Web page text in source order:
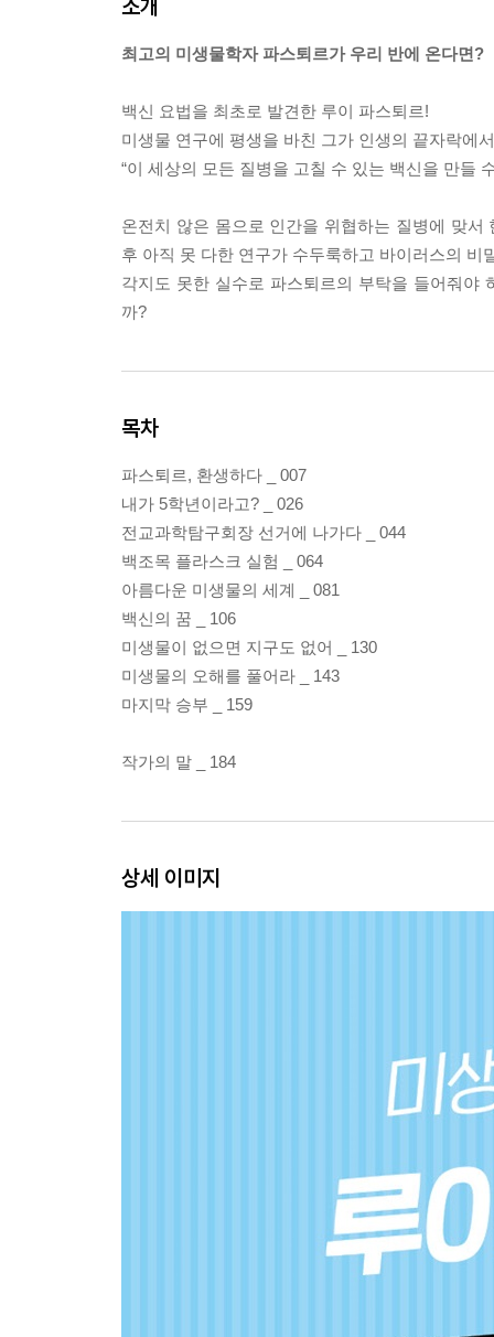
소개
최고의 미생물학자 파스퇴르가 우리 반에 온다면?
백신 요법을 최초로 발견한 루이 파스퇴르!
미생물 연구에 평생을 바친 그가 인생의 끝자락에
“이 세상의 모든 질병을 고칠 수 있는 백신을 만들
온전치 않은 몸으로 인간을 위협하는 질병에 맞
후 아직 못 다한 연구가 수두룩하고 바이러스의
각지도 못한 실수로 파스퇴르의 부탁을 들어줘
까?
목차
파스퇴르, 환생하다 _ 007
내가 5학년이라고? _ 026
전교과학탐구회장 선거에 나가다 _ 044
백조목 플라스크 실험 _ 064
아름다운 미생물의 세계 _ 081
백신의 꿈 _ 106
미생물이 없으면 지구도 없어 _ 130
미생물의 오해를 풀어라 _ 143
마지막 승부 _ 159
작가의 말 _ 184
상세 이미지